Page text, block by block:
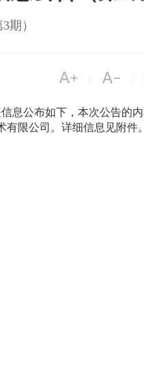
期）
 
息公布如下，本次公告的
限公司。详细信息见附件。